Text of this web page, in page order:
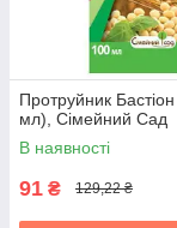
Протруйник
мл), Сімейний Сад
В наявності
91 ₴ 129,22 ₴